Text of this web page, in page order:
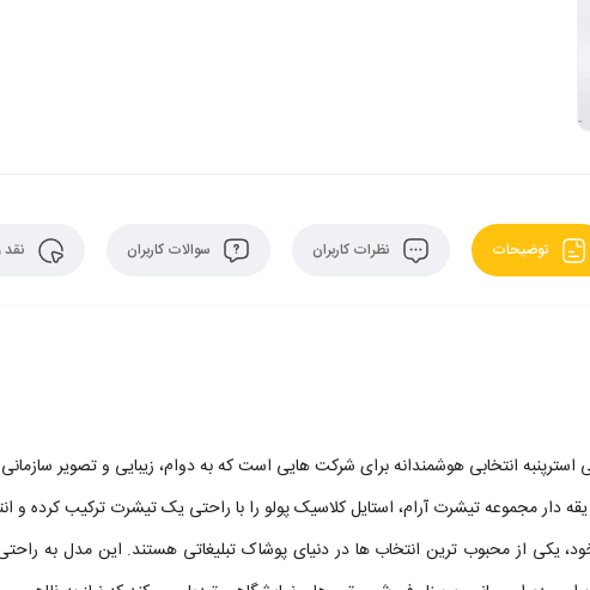
توضیحات نظرات کاربران سوالات کاربران
انتخابی هوشمندانه برای شرکت هایی است که به دوام، زیبایی و تصویر
دار مجموعه تیشرت آرام، استایل کلاسیک پولو را با راحتی یک تیشرت ترکیب کرده و
یکی از محبوب ترین انتخاب ها در دنیای پوشاک تبلیغاتی هستند. این مدل به